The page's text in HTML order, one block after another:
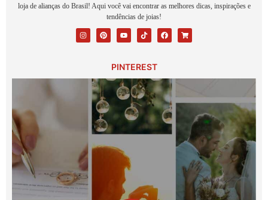
loja de alianças do Brasil! Aqui você vai encontrar as melhores dicas, inspirações e
tendências de joias!
PINTEREST